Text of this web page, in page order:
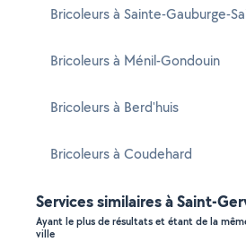
Bricoleurs à Sainte-Gauburge-
Bricoleurs à Ménil-Gondouin
Bricoleurs à Berd'huis
Bricoleurs à Coudehard
Services similaires à Saint-
Ayant le plus de résultats et étant de la
ville